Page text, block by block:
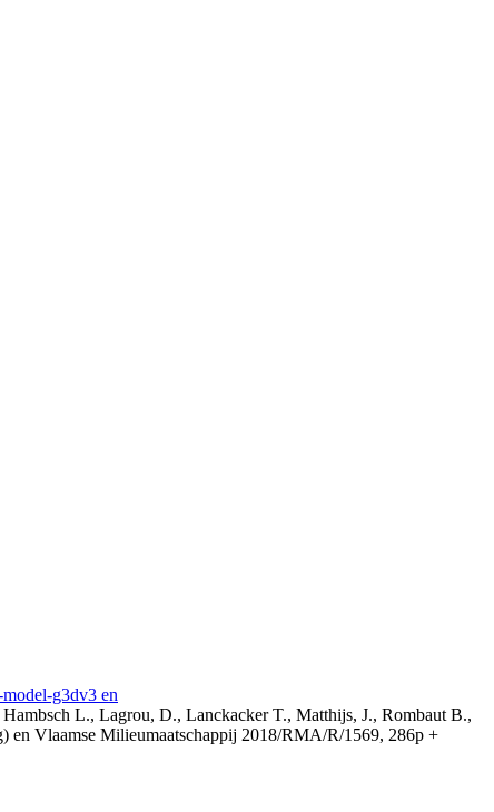
g3dv3 en
L., Lagrou, D., Lanckacker T., Matthijs, J., Rombaut B.,
en Vlaamse Milieumaatschappij 2018/RMA/R/1569, 286p +